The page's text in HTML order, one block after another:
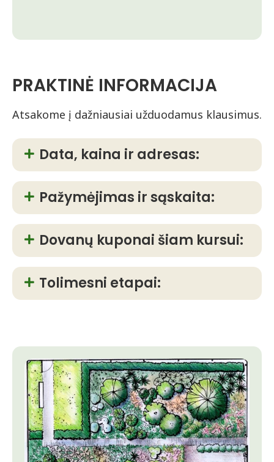
PRAKTINĖ INFORMACIJA
Atsakome į dažniausiai užduodamus klausimus.
Data, kaina ir adresas:
Pažymėjimas ir sąskaita:
Dovanų kuponai šiam kursui:
Tolimesni etapai: